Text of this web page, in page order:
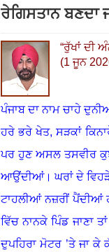
ਰੇਗਿਸਤਾਨ ਬਣਦਾ
“ਰੁੱਖਾਂ ਦੀ
(1 ਜੂਨ
ਪੰਜਾਬ ਦਾ ਨਾਮ ਚਾਹੇ
ਹਰੇ ਭਰੇ ਖੇਤ,ਸੜਕਾਂ
ਪਰ ਹੁਣ ਅਸਲ ਤਸਵੀਰ
ਆਉਂਦੀਆਂ।ਘਰਾਂ ਦੇ
ਟਾਹਲੀਆਂ ਨਜ਼ਰੀਂ ਪੈਂਦੀਆਂ
ਵਿੱਚ ਨਾਨਕੇ ਪਿੰਡ ਜਾਣਾ
ਦੁਪਹਿਰਾ ਮੋਟਰ ’ਤੇ ਜਾ ਕੇ